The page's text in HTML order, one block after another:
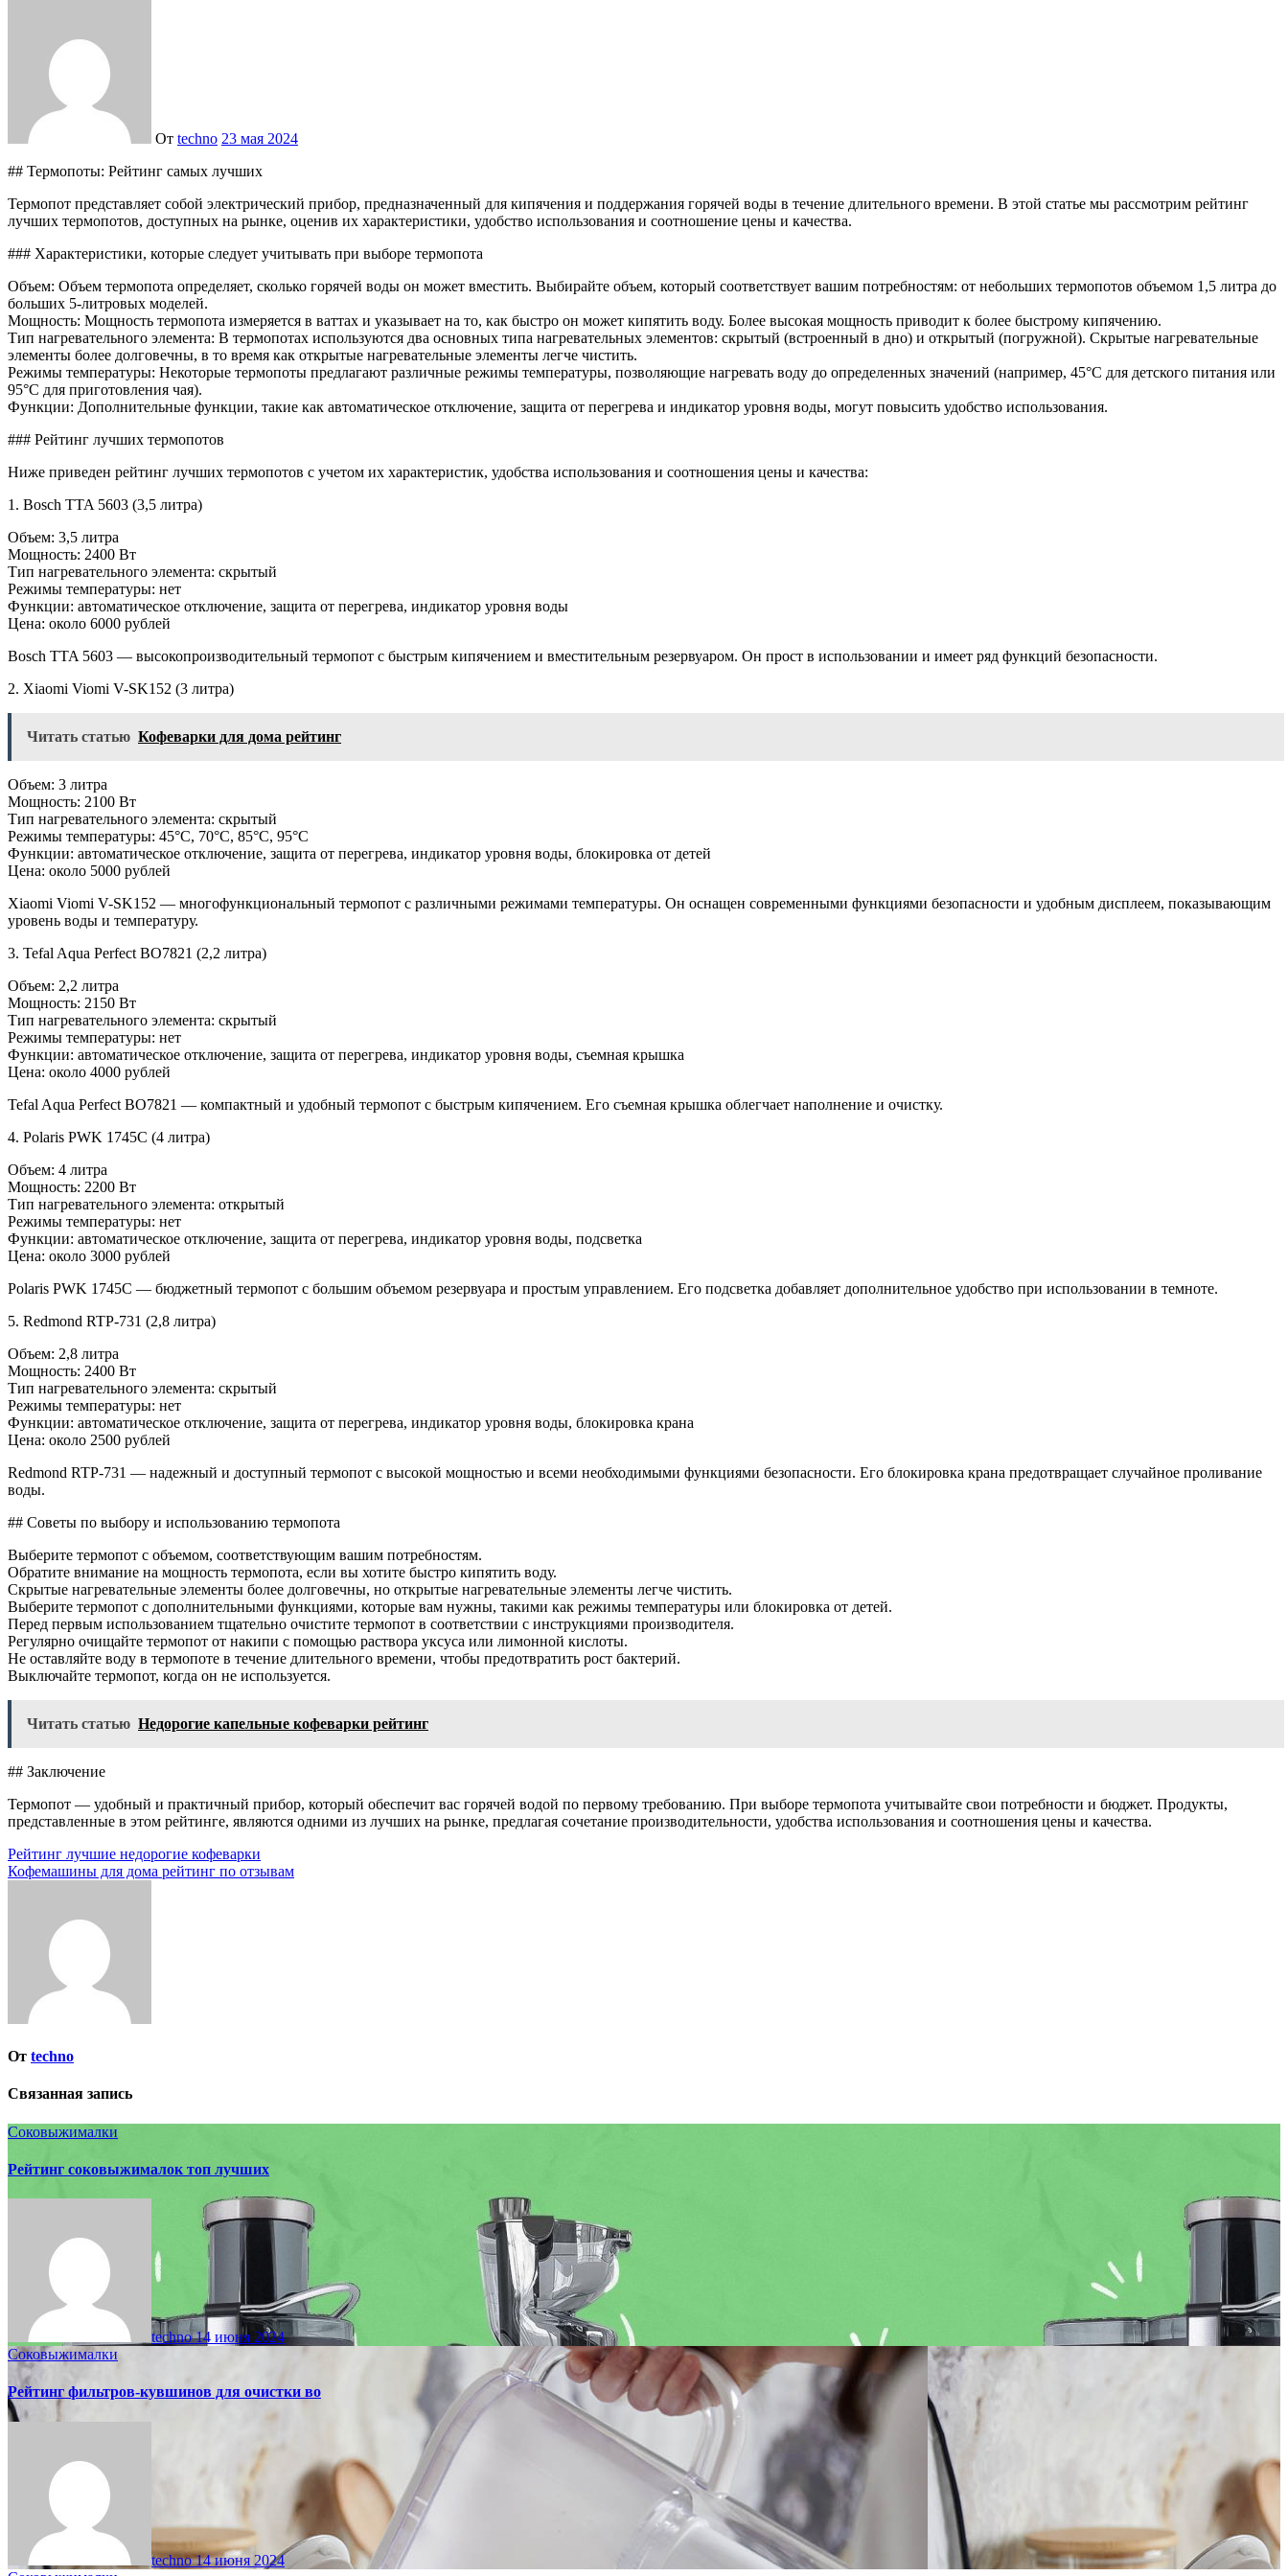
От techno 23 мая 2024
## Термопоты: Рейтинг самых лучших
Термопот представляет собой электрический прибор, предназначенный для кипячения и поддержания горячей воды в течение длительного времени. В этой статье мы рассмотрим рейтинг
лучших термопотов, доступных на рынке, оценив их характеристики, удобство использования и соотношение цены и качества.
### Характеристики, которые следует учитывать при выборе термопота
Объем: Объем термопота определяет, сколько горячей воды он может вместить. Выбирайте объем, который соответствует вашим потребностям: от небольших термопотов объемом 1,5 литра до
больших 5-литровых моделей.
Мощность: Мощность термопота измеряется в ваттах и указывает на то, как быстро он может кипятить воду. Более высокая мощность приводит к более быстрому кипячению.
Тип нагревательного элемента: В термопотах используются два основных типа нагревательных элементов: скрытый (встроенный в дно) и открытый (погружной). Скрытые нагревательные
элементы более долговечны, в то время как открытые нагревательные элементы легче чистить.
Режимы температуры: Некоторые термопоты предлагают различные режимы температуры, позволяющие нагревать воду до определенных значений (например, 45°C для детского питания или
95°C для приготовления чая).
Функции: Дополнительные функции, такие как автоматическое отключение, защита от перегрева и индикатор уровня воды, могут повысить удобство использования.
### Рейтинг лучших термопотов
Ниже приведен рейтинг лучших термопотов с учетом их характеристик, удобства использования и соотношения цены и качества:
1. Bosch TTA 5603 (3,5 литра)
Объем: 3,5 литра
Мощность: 2400 Вт
Тип нагревательного элемента: скрытый
Режимы температуры: нет
Функции: автоматическое отключение, защита от перегрева, индикатор уровня воды
Цена: около 6000 рублей
Bosch TTA 5603 — высокопроизводительный термопот с быстрым кипячением и вместительным резервуаром. Он прост в использовании и имеет ряд функций безопасности.
2. Xiaomi Viomi V-SK152 (3 литра)
Читать статью Кофеварки для дома рейтинг
Объем: 3 литра
Мощность: 2100 Вт
Тип нагревательного элемента: скрытый
Режимы температуры: 45°C, 70°C, 85°C, 95°C
Функции: автоматическое отключение, защита от перегрева, индикатор уровня воды, блокировка от детей
Цена: около 5000 рублей
Xiaomi Viomi V-SK152 — многофункциональный термопот с различными режимами температуры. Он оснащен современными функциями безопасности и удобным дисплеем, показывающим
уровень воды и температуру.
3. Tefal Aqua Perfect BO7821 (2,2 литра)
Объем: 2,2 литра
Мощность: 2150 Вт
Тип нагревательного элемента: скрытый
Режимы температуры: нет
Функции: автоматическое отключение, защита от перегрева, индикатор уровня воды, съемная крышка
Цена: около 4000 рублей
Tefal Aqua Perfect BO7821 — компактный и удобный термопот с быстрым кипячением. Его съемная крышка облегчает наполнение и очистку.
4. Polaris PWK 1745C (4 литра)
Объем: 4 литра
Мощность: 2200 Вт
Тип нагревательного элемента: открытый
Режимы температуры: нет
Функции: автоматическое отключение, защита от перегрева, индикатор уровня воды, подсветка
Цена: около 3000 рублей
Polaris PWK 1745C — бюджетный термопот с большим объемом резервуара и простым управлением. Его подсветка добавляет дополнительное удобство при использовании в темноте.
5. Redmond RTP-731 (2,8 литра)
Объем: 2,8 литра
Мощность: 2400 Вт
Тип нагревательного элемента: скрытый
Режимы температуры: нет
Функции: автоматическое отключение, защита от перегрева, индикатор уровня воды, блокировка крана
Цена: около 2500 рублей
Redmond RTP-731 — надежный и доступный термопот с высокой мощностью и всеми необходимыми функциями безопасности. Его блокировка крана предотвращает случайное проливание
воды.
## Советы по выбору и использованию термопота
Выберите термопот с объемом, соответствующим вашим потребностям.
Обратите внимание на мощность термопота, если вы хотите быстро кипятить воду.
Скрытые нагревательные элементы более долговечны, но открытые нагревательные элементы легче чистить.
Выберите термопот с дополнительными функциями, которые вам нужны, такими как режимы температуры или блокировка от детей.
Перед первым использованием тщательно очистите термопот в соответствии с инструкциями производителя.
Регулярно очищайте термопот от накипи с помощью раствора уксуса или лимонной кислоты.
Не оставляйте воду в термопоте в течение длительного времени, чтобы предотвратить рост бактерий.
Выключайте термопот, когда он не используется.
Читать статью Недорогие капельные кофеварки рейтинг
## Заключение
Термопот — удобный и практичный прибор, который обеспечит вас горячей водой по первому требованию. При выборе термопота учитывайте свои потребности и бюджет. Продукты,
представленные в этом рейтинге, являются одними из лучших на рынке, предлагая сочетание производительности, удобства использования и соотношения цены и качества.
Навигация
по
Рейтинг лучшие недорогие кофеварки
Кофемашины для дома рейтинг по отзывам
От techno
Связанная запись
Соковыжималки
Рейтинг соковыжималок топ лучших
techno14 июня 2024
Соковыжималки
Рейтинг фильтров-кувшинов для очистки во
techno14 июня 2024